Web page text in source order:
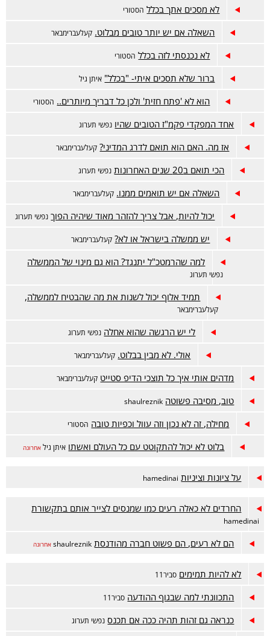
לא מסכים אתך בכלל הסטורי
השאלה אם יש יותר טובים מבלוט. קעלעברימבאר
לא נכנסתי לזה בכלל הסטורי
ברור שלא תסכים איתי- "בכלל" איתן גיל
הוא לא 'פתח חזית' ולכן כל דבריך מיותרים.. הסטורי
אחד המפקדי פקמ"ז הטובים שהיו נפשי תערוג
אז מה. האם הוא תואם לדרג המדיני? קעלעברימבאר
הכי תואם ב20 שנים האחרונות נפשי תערוג
השאלה אם יש תואמים ממנו. קעלעברימבאר
יכול להיות, אבל צריך להזהר מאוד שיהיה הפוך נפשי תערוג
יש ממשלה בישראל או לא? קעלעברימבאר
למה שהרמטכ"ל יתנגד? הוא גם מינוי של הממשלה
נפשי תערוג
תמיד אלוף יכול לשנות את מה שהבטיח לממשלה,
קעלעברימבאר
לי יש הרגשה שהוא אחלה נפשי תערוג
אולי. לא מבין בבלוט. קעלעברימבאר
מדהים אותי איך כל תוצכי הדיפ סטייט קעלעברימבאר
טוב, מסיבה פשוטה shaulreznik
מחילה, זה לא נכון וזה עוול וכפיות טובה הסטורי
בלוט לא יכול להתקוטט עם כל העולם ואשתו איתן גיל אחרונה
על ציונות וציניות hamedinai
החרדים לא כאלה רעים כמו שמנסים לצייר אותם בתקשורת
hamedinai
הם לא רעים, הם פשוט חברה מהודנסת shaulreznik אחרונה
לא להיות תמימים סביר11
התכוונתי למה שבגוף ההודעה סביר11
כנראה גם זהות תהיה ככה אם תכנס נפשי תערוג